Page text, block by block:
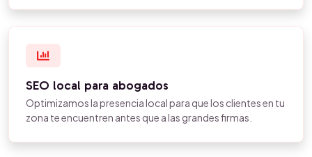
SEO local para abogados
Optimizamos la presencia local para que los clientes en tu
zona te encuentren antes que a las grandes firmas.